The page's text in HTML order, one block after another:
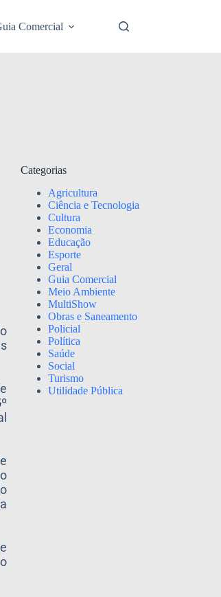
Comercial
Categorias
Agricultura
Ciência e Tecnologia
Cultura
Economia
Educação
Esporte
Geral
Guia Comercial
Meio Ambiente
MultiShow
Obras e Saneamento
Policial
Política
Saúde
Social
Turismo
Utilidade Pública